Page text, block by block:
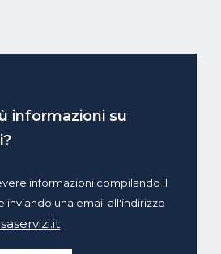
informazioni su
informazioni compilando il
inviando una email all'indirizzo